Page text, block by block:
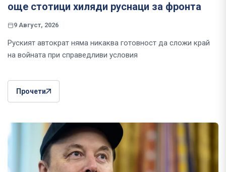
още стотици хиляди руснаци за фронта
9 Август, 2026
Руският автократ няма никаква готовност да сложи край
на войната при справедливи условия
Прочети